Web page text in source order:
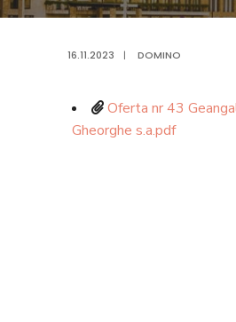
16.11.2023 | DOMINO
Oferta nr 43
Gheorghe s.a.pdf